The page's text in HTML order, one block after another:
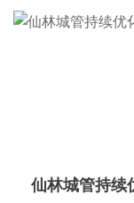
仙林城管持续